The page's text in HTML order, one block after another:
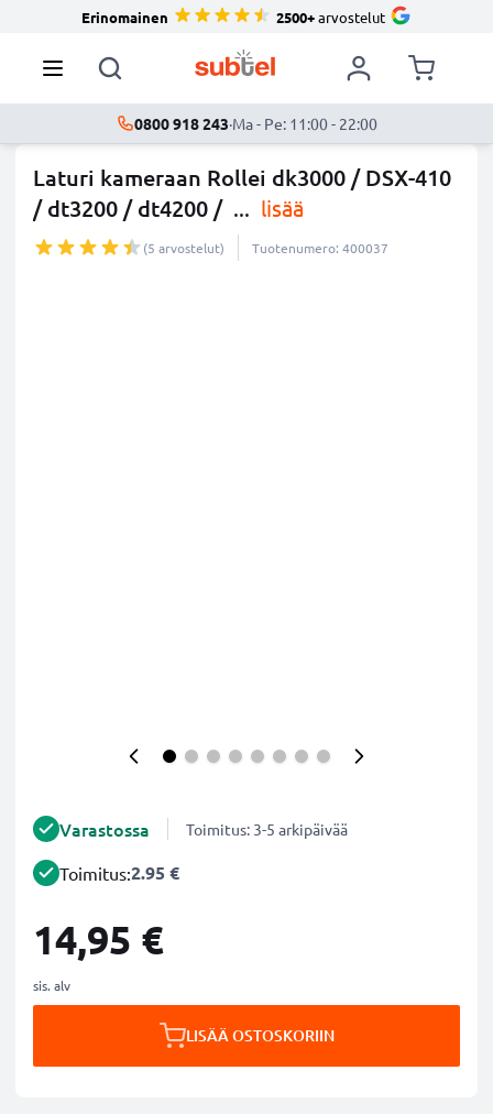
Erinomainen 2500+arvostelut
0800 918 243·Ma - Pe: 11:00 - 22:00
Laturi kameraan Rollei dk3000 / DSX-410
/ dt3200 / dt4200 / ... lisää
(5 arvostelut) Tuotenumero: 400037
Varastossa Toimitus: 3-5 arkipäivää
Toimitus:2.95 €
14,95 €
sis. alv
LISÄÄ OSTOSKORIIN